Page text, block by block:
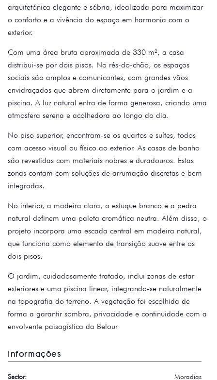
arquitetónica elegante e sóbria, idealizada para maximizar
o conforto e a vivência do espaço em harmonia com o
exterior.
Com uma área bruta aproximada de 330 m², a casa
distribui-se por dois pisos. No rés-do-chão, os espaços
sociais são amplos e comunicantes, com grandes vãos
envidraçados que abrem diretamente para o jardim e a
piscina. A luz natural entra de forma generosa, criando uma
atmosfera serena e acolhedora ao longo do dia.
No piso superior, encontram-se os quartos e suítes, todos
com acesso visual ou físico ao exterior. As casas de banho
são revestidas com materiais nobres e duradouros. Estas
zonas contam com soluções de arrumação discretas e bem
integradas.
No interior, a madeira clara, o estuque branco e a pedra
natural definem uma paleta cromática neutra. Além disso, o
projeto incorpora uma escada central em madeira natural,
que funciona como elemento de transição suave entre os
dois pisos.
O jardim, cuidadosamente tratado, inclui zonas de estar
exteriores e uma piscina linear, integrando-se naturalmente
na topografia do terreno. A vegetação foi escolhida de
forma a garantir sombra, privacidade e continuidade com a
envolvente paisagística da Belour
Informações
Sector: Moradias